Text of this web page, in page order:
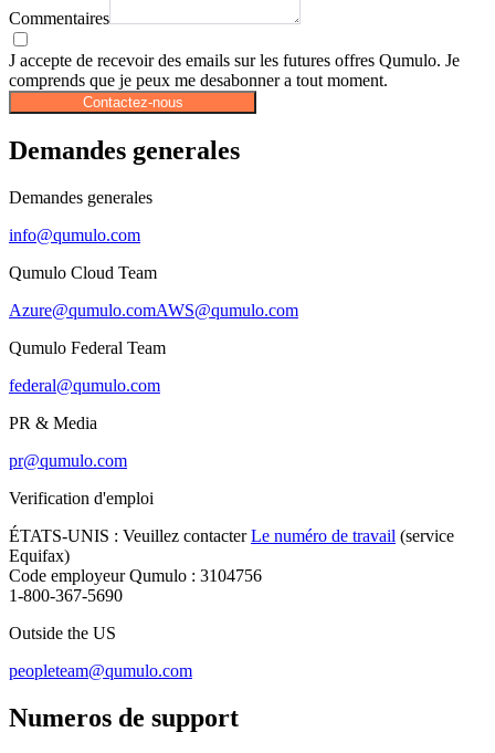
Commentaires
J accepte de recevoir des emails sur les futures offres Qumulo. Je
comprends que je peux me desabonner a tout moment.
Contactez-nous
Demandes generales
Demandes generales
info@qumulo.com
Qumulo Cloud Team
Azure@qumulo.comAWS@qumulo.com
Qumulo Federal Team
federal@qumulo.com
PR & Media
pr@qumulo.com
Verification d'emploi
ÉTATS-UNIS : Veuillez contacterLe numéro de travail (service
Equifax)
Code employeur Qumulo : 3104756
1-800-367-5690
Outside the US
peopleteam@qumulo.com
Numeros de support